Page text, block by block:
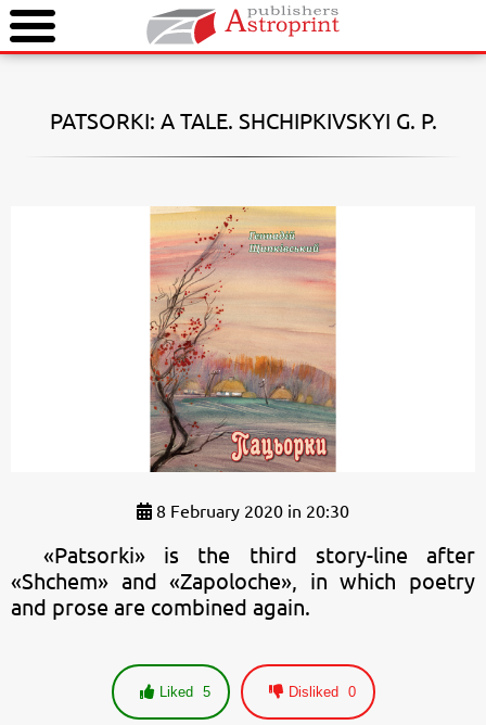
PATSORKI: A TALE. SHCHIPKIVSKYI G. P.
8 February 2020 in 20:30
«Patsorki» is the third story-line after
«Shchem» and «Zapoloche», in which poetry
and prose are combined again.
Liked 5 Disliked 0